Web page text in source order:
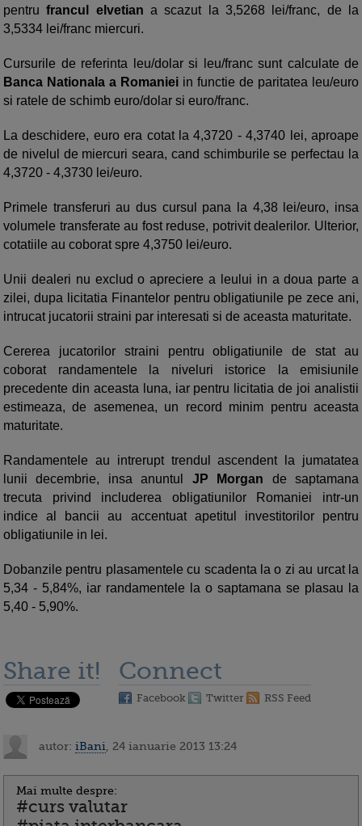
pentrufrancul elvetian a scazut la 3,5268 lei/franc, de la
3,5334 lei/franc miercuri.
Cursurile de referinta leu/dolar si leu/franc sunt calculate de
Banca Nationala a Romaniei in functie de paritatea leu/euro
si ratele de schimb euro/dolar si euro/franc.
La deschidere, euro era cotat la 4,3720 - 4,3740 lei, aproape
de nivelul de miercuri seara, cand schimburile se perfectau la
4,3720 - 4,3730 lei/euro.
Primele transferuri au dus cursul pana la 4,38 lei/euro, insa
volumele transferate au fost reduse, potrivit dealerilor. Ulterior,
cotatiile au coborat spre 4,3750 lei/euro.
Unii dealeri nu exclud o apreciere a leului in a doua parte a
zilei, dupa licitatia Finantelor pentru obligatiunile pe zece ani,
intrucat jucatorii straini par interesati si de aceasta maturitate.
Cererea jucatorilor straini pentru obligatiunile de stat au
coborat randamentele la niveluri istorice la emisiunile
precedente din aceasta luna, iar pentru licitatia de joi analistii
estimeaza, de asemenea, un record minim pentru aceasta
maturitate.
Randamentele au intrerupt trendul ascendent la jumatatea
lunii decembrie, insa anuntul JP Morgan de saptamana
trecuta privind includerea obligatiunilor Romaniei intr-un
indice al bancii au accentuat apetitul investitorilor pentru
obligatiunile in lei.
Dobanzile pentru plasamentele cu scadenta la o zi au urcat la
5,34 - 5,84%, iar randamentele la o saptamana se plasau la
5,40 - 5,90%.
Share it! Connect
Facebook Twitter RSS Feed
autor: iBani , 24 ianuarie 2013 13:24
Mai multe despre:
#curs valutar